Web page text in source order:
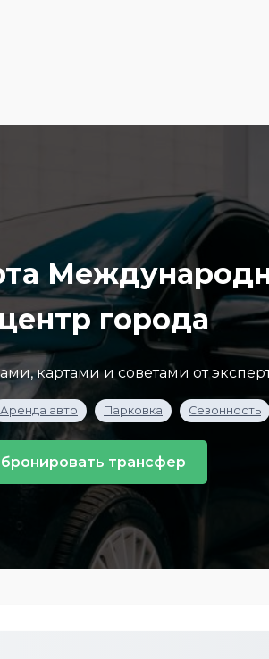
города
картами и советами от
Аренда авто Парковка Сезонность
трансфер